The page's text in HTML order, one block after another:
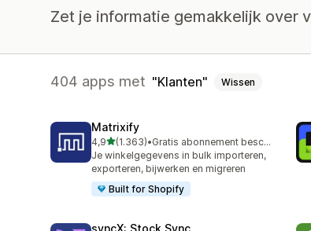
Zet je informatie gemakkelijk over
404 apps met Klanten Wissen
Matrixify
4,9van 5 sterren
(1.363)
1363 recensies in totaal
•
Gratis abonnement beschikbaar
Je winkelgegevens in bulk importeren,
exporteren, bijwerken en migreren
Built for Shopify